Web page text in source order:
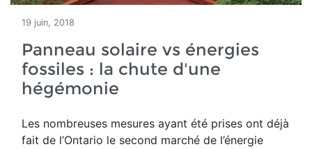
19 juin, 2018
Panneau solaire vs énergies
fossiles : la chute d'une
hégémonie
Les nombreuses mesures ayant été prises ont déjà
fait de l’Ontario le second marché de l’énergie